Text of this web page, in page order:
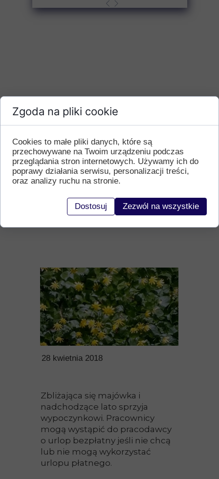
Urlop bezpłatny
28 kwietnia 2018
Zbliżająca się majówka i
nadchodzące lato sprzyja
wypoczynkowi. Pracownicy
mogą wystąpić do pracodawcy
o urlop bezpłatny jeśli nie chcą
lub nie mogą wykorzystać
urlopu płatnego.
Zgoda na pliki cookie
Cookies to małe pliki danych, które są
przechowywane na Twoim urządzeniu podczas
przeglądania stron internetowych. Używamy ich do
poprawy działania serwisu, personalizacji treści,
oraz analizy ruchu na stronie.
Dostosuj Zezwól na wszystkie